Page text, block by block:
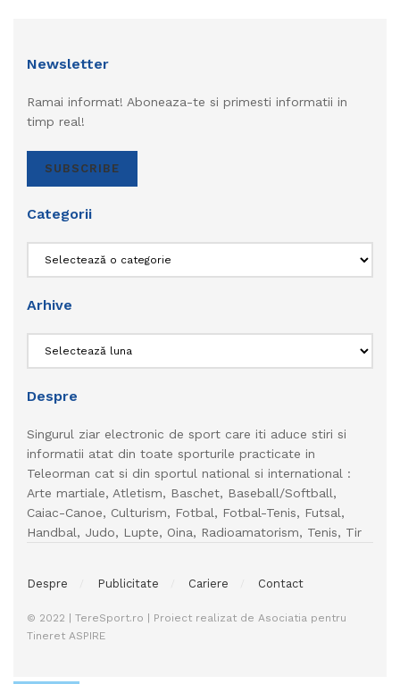
Newsletter
Ramai informat! Aboneaza-te si primesti informatii in
timp real!
SUBSCRIBE
Categorii
Arhive
Despre
Singurul ziar electronic de sport care iti aduce stiri si
informatii atat din toate sporturile practicate in
Teleorman cat si din sportul national si international :
Arte martiale, Atletism, Baschet, Baseball/Softball,
Caiac-Canoe, Culturism, Fotbal, Fotbal-Tenis, Futsal,
Handbal, Judo, Lupte, Oina, Radioamatorism, Tenis, Tir
Despre Publicitate Cariere Contact
© 2022 | TereSport.ro | Proiect realizat de Asociatia pentru
Tineret ASPIRE